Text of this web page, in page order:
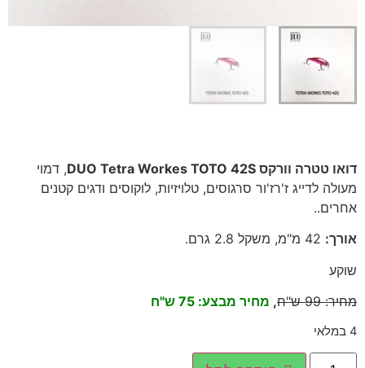
דואו טטרה וורקס DUO Tetra Workes TOTO 42S
, דמוי
מעולה לדייג ז'רז'ור סרגוסים, טלויזיות, לוקוסים ודגים קטנים
אחרים..
אורך: מ"מ, משקל 2.8 גרם
.
שוקע
מחיר:
99 ש"ח, מחיר מבצע: 75 ש"ח
4 במלאי